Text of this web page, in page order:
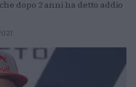
dopo 2 anni ha detto addio